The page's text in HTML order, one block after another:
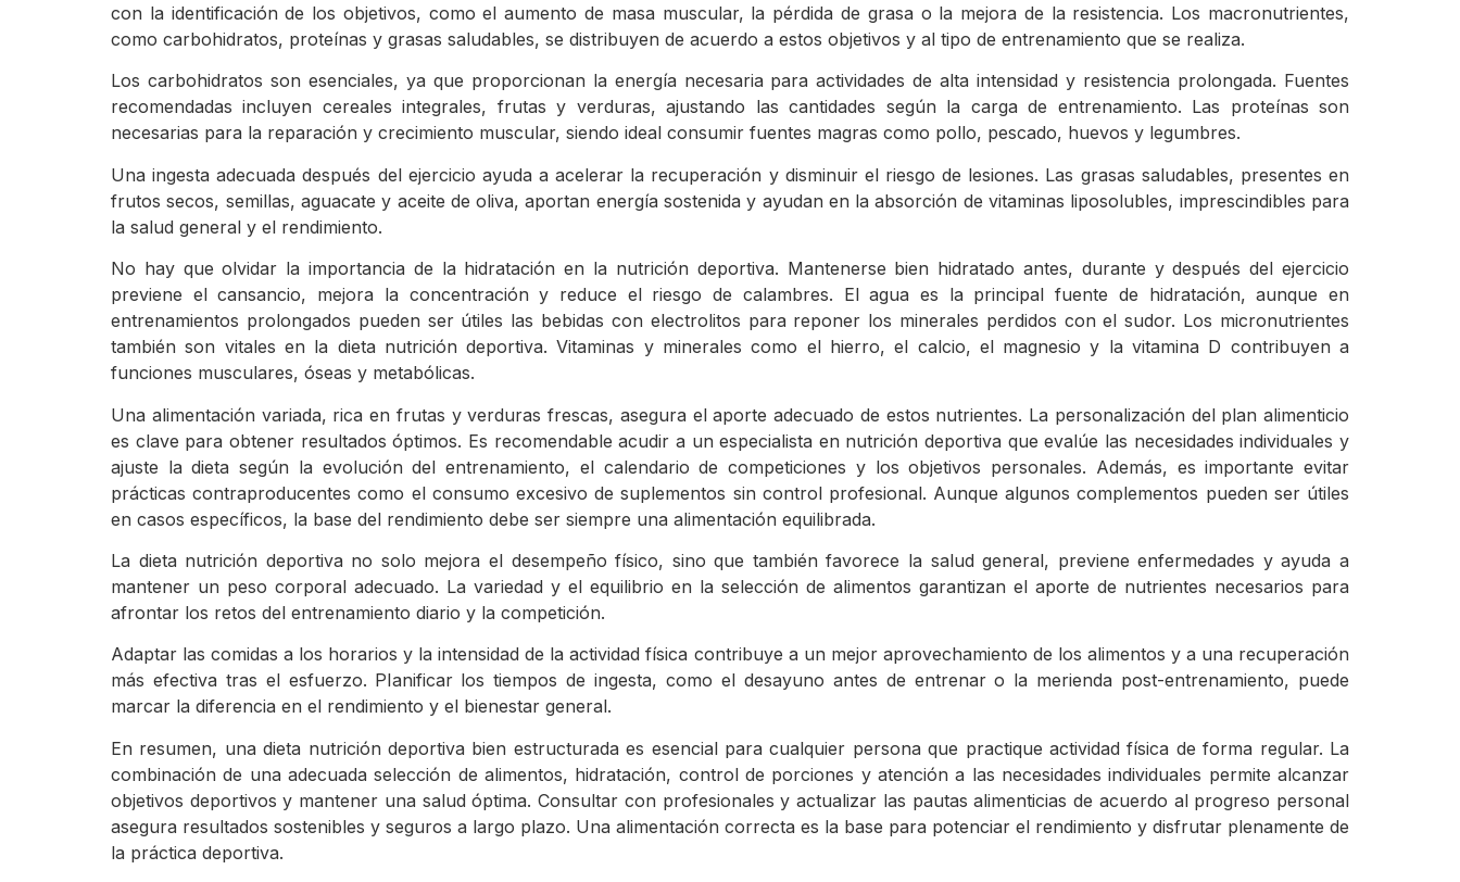
con la identificación de los objetivos, como el aumento de masa muscular, la pérdida de grasa o la mejora de la resistencia. Los macronutrientes,
como carbohidratos, proteínas y grasas saludables, se distribuyen de acuerdo a estos objetivos y al tipo de entrenamiento que se realiza.
Los carbohidratos son esenciales, ya que proporcionan la energía necesaria para actividades de alta intensidad y resistencia prolongada. Fuentes
recomendadas incluyen cereales integrales, frutas y verduras, ajustando las cantidades según la carga de entrenamiento. Las proteínas son
necesarias para la reparación y crecimiento muscular, siendo ideal consumir fuentes magras como pollo, pescado, huevos y legumbres.
Una ingesta adecuada después del ejercicio ayuda a acelerar la recuperación y disminuir el riesgo de lesiones. Las grasas saludables, presentes en
frutos secos, semillas, aguacate y aceite de oliva, aportan energía sostenida y ayudan en la absorción de vitaminas liposolubles, imprescindibles para
la salud general y el rendimiento.
No hay que olvidar la importancia de la hidratación en la nutrición deportiva. Mantenerse bien hidratado antes, durante y después del ejercicio
previene el cansancio, mejora la concentración y reduce el riesgo de calambres. El agua es la principal fuente de hidratación, aunque en
entrenamientos prolongados pueden ser útiles las bebidas con electrolitos para reponer los minerales perdidos con el sudor. Los micronutrientes
también son vitales en la dieta nutrición deportiva. Vitaminas y minerales como el hierro, el calcio, el magnesio y la vitamina D contribuyen a
funciones musculares, óseas y metabólicas.
Una alimentación variada, rica en frutas y verduras frescas, asegura el aporte adecuado de estos nutrientes. La personalización del plan alimenticio
es clave para obtener resultados óptimos. Es recomendable acudir a un especialista en nutrición deportiva que evalúe las necesidades individuales y
ajuste la dieta según la evolución del entrenamiento, el calendario de competiciones y los objetivos personales. Además, es importante evitar
prácticas contraproducentes como el consumo excesivo de suplementos sin control profesional. Aunque algunos complementos pueden ser útiles
en casos específicos, la base del rendimiento debe ser siempre una alimentación equilibrada.
La dieta nutrición deportiva no solo mejora el desempeño físico, sino que también favorece la salud general, previene enfermedades y ayuda a
mantener un peso corporal adecuado. La variedad y el equilibrio en la selección de alimentos garantizan el aporte de nutrientes necesarios para
afrontar los retos del entrenamiento diario y la competición.
Adaptar las comidas a los horarios y la intensidad de la actividad física contribuye a un mejor aprovechamiento de los alimentos y a una recuperación
más efectiva tras el esfuerzo. Planificar los tiempos de ingesta, como el desayuno antes de entrenar o la merienda post-entrenamiento, puede
marcar la diferencia en el rendimiento y el bienestar general.
En resumen, una dieta nutrición deportiva bien estructurada es esencial para cualquier persona que practique actividad física de forma regular. La
combinación de una adecuada selección de alimentos, hidratación, control de porciones y atención a las necesidades individuales permite alcanzar
objetivos deportivos y mantener una salud óptima. Consultar con profesionales y actualizar las pautas alimenticias de acuerdo al progreso personal
asegura resultados sostenibles y seguros a largo plazo. Una alimentación correcta es la base para potenciar el rendimiento y disfrutar plenamente de
la práctica deportiva.